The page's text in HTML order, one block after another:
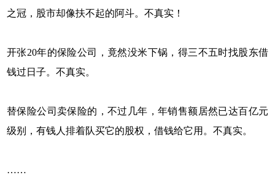
之冠，股市却像扶不起的阿斗。不真实！
开张20年的保险公司，竟然没米下锅，得三不五时找股东借
钱过日子。不真实。
替保险公司卖保险的，不过几年，年销售额居然已达百亿元
级别，有钱人排着队买它的股权，借钱给它用。不真实。
……